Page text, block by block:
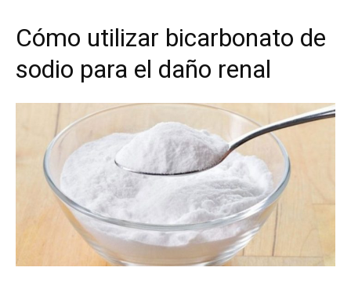
Cómo utilizar bicarbonato de
sodio para el daño renal